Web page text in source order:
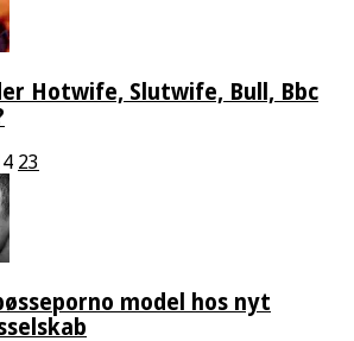
Hotwife, Slutwife, Bull, Bbc
23
model hos nyt